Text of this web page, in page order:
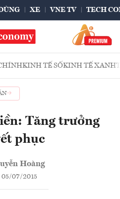
XE VNE TV TECH
KINH TẾ SỐKINH TẾ XANH
Tăng trưởng
phục
Hoàng
05/07/2015